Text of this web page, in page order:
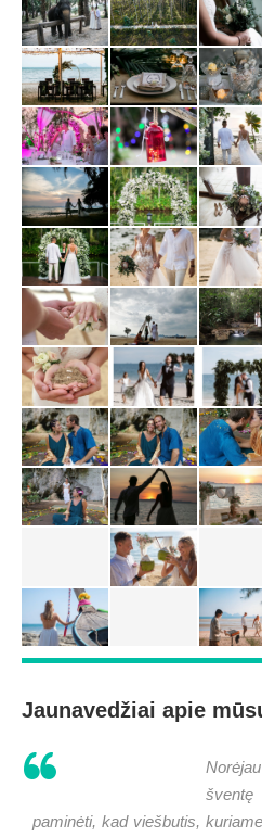
Jaunavedžiai apie
paminėti, kad viešbutis,